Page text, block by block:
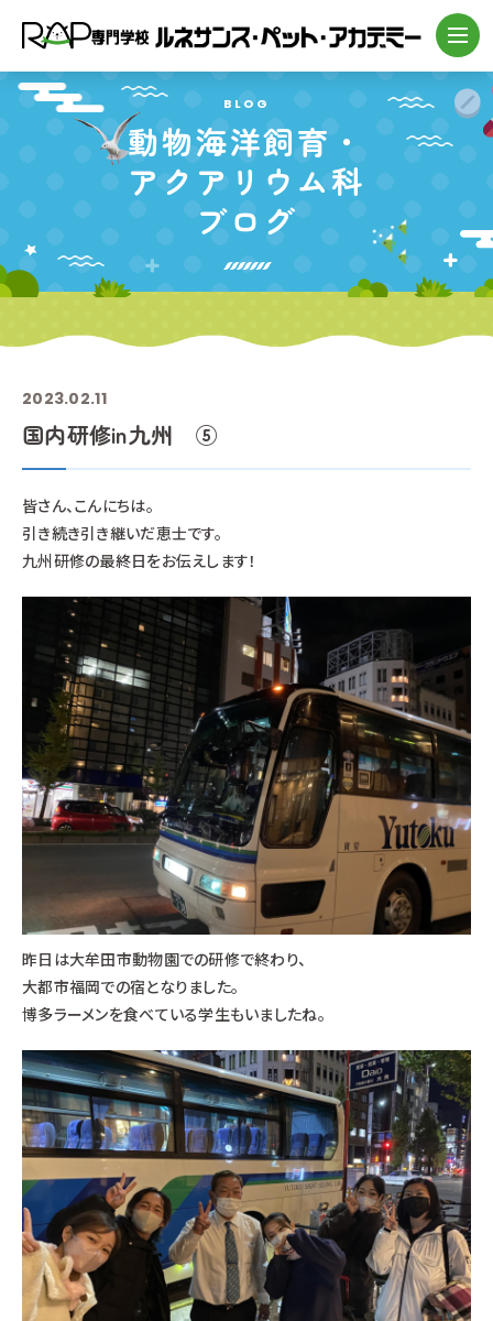
BLOG
動物海洋飼育・
アクアリウム科
ブログ
2023.02.11
国内研修in九州 ⑤
皆さん、こんにちは。
引き続き引き継いだ恵士です。
九州研修の最終日をお伝えします！
昨日は大牟田市動物園での研修で終わり、
大都市福岡での宿となりました。
博多ラーメンを食べている学生もいましたね。